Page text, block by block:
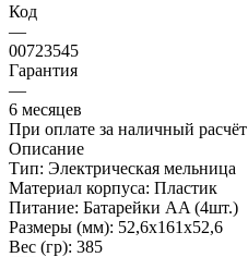
Код
—
00723545
Гарантия
—
6 месяцев
При оплате за наличный
Описание
Тип: Электрическая мельница
Материал корпуса: Пластик
Питание: Батарейки AA (4шт.)
Размеры (мм): 52,6x161x52,6
Вес (гр): 385